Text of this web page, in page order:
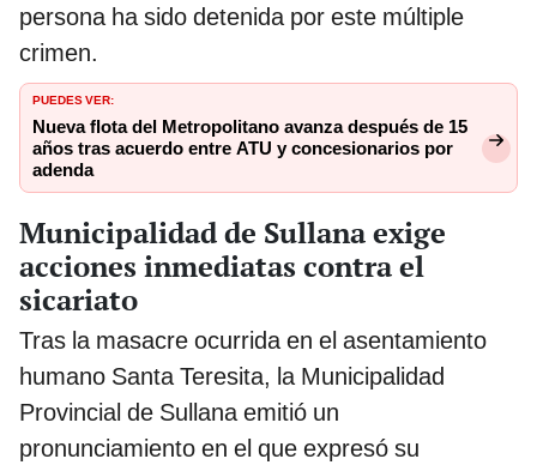
persona ha sido detenida por este múltiple
crimen.
PUEDES VER:
Nueva flota del Metropolitano avanza después de 15
años tras acuerdo entre ATU y concesionarios por
adenda
Municipalidad de Sullana exige
acciones inmediatas contra el
sicariato
Tras la masacre ocurrida en el asentamiento
humano Santa Teresita, la Municipalidad
Provincial de Sullana emitió un
pronunciamiento en el que expresó su